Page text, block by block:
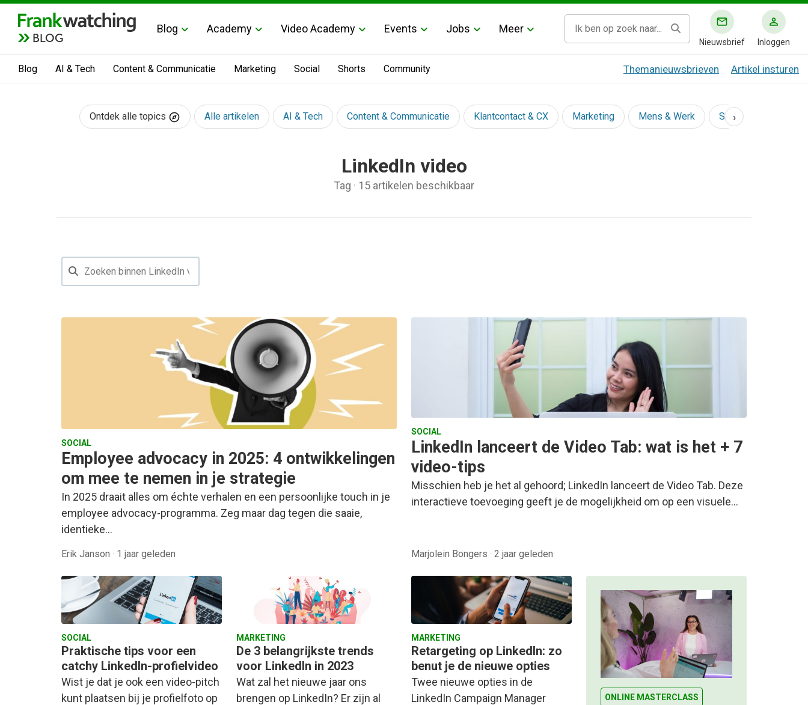
BLOG
Blog Academy Video Academy Events Jobs Meer
Nieuwsbrief Inloggen
Blog AI & Tech Content & Communicatie Marketing Social Shorts Community Themanieuwsbrieven Artikel insturen
Ontdek alle topics Alle artikelen AI & Tech Content & Communicatie Klantcontact & CX Marketing Mens & Werk Social
›
LinkedIn video
Tag · 15 artikelen beschikbaar
SOCIAL
Employee advocacy in 2025: 4 ontwikkelingen
om mee te nemen in je strategie
In 2025 draait alles om échte verhalen en een persoonlijke touch in je
employee advocacy-programma. Zeg maar dag tegen die saaie,
identieke…
Erik Janson · 1 jaar geleden
SOCIAL
LinkedIn lanceert de Video Tab: wat is het + 7
video-tips
Misschien heb je het al gehoord; LinkedIn lanceert de Video Tab. Deze
interactieve toevoeging geeft je de mogelijkheid om op een visuele…
Marjolein Bongers · 2 jaar geleden
SOCIAL
Praktische tips voor een
catchy LinkedIn-profielvideo
Wist je dat je ook een video-pitch
kunt plaatsen bij je profielfoto op
MARKETING
De 3 belangrijkste trends
voor LinkedIn in 2023
Wat zal het nieuwe jaar ons
brengen op LinkedIn? Er zijn al
MARKETING
Retargeting op LinkedIn: zo
benut je de nieuwe opties
Twee nieuwe opties in de
LinkedIn Campaign Manager
ONLINE MASTERCLASS